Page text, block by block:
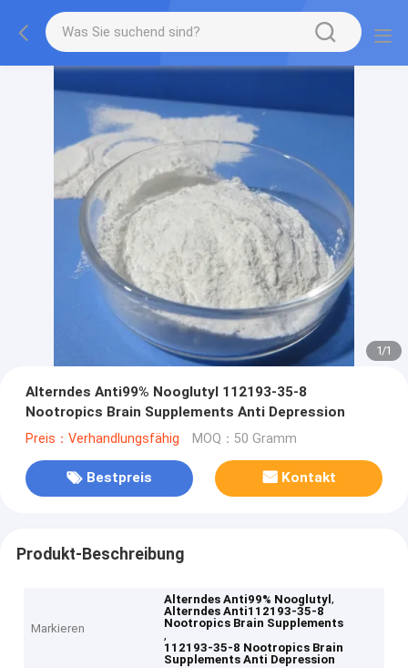
1/1
Alterndes Anti99% Nooglutyl 112193-35-8
Nootropics Brain Supplements Anti Depression
Preis：Verhandlungsfähig MOQ：50 Gramm
Bestpreis Kontakt
Produkt-Beschreibung
Markieren
Alterndes Anti99% Nooglutyl,
Alterndes Anti112193-35-8
Nootropics Brain Supplements
,
112193-35-8 Nootropics Brain
Supplements Anti Depression